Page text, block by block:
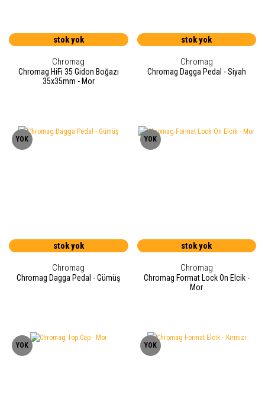
stok yok
Chromag
Chromag HiFi 35 Gidon Boğazı
35x35mm - Mor
stok yok
Chromag
Chromag Dagga Pedal - Siyah
YOK
stok yok
Chromag
Chromag Dagga Pedal - Gümüş
YOK
stok yok
Chromag
Chromag Format Lock On Elcik -
Mor
YOK YOK